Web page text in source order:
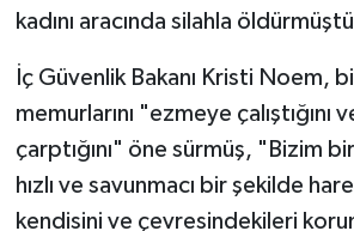
kadını aracında silahla
İç Güvenlik Bakanı Kristi Noem,
memurlarını "ezmeye çalıştığını
çarptığını" öne sürmüş, "Bizim
hızlı ve savunmacı bir şekilde
kendisini ve çevresindekileri